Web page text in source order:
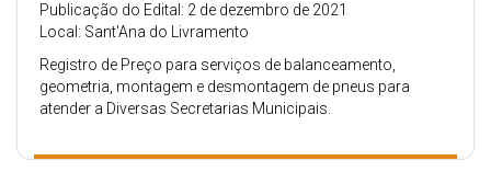
Publicação do Edital: 2 de dezembro de 2021
Local: Sant'Ana do Livramento
Registro de Preço para serviços de balanceamento,
geometria, montagem e desmontagem de pneus para
atender a Diversas Secretarias Municipais.